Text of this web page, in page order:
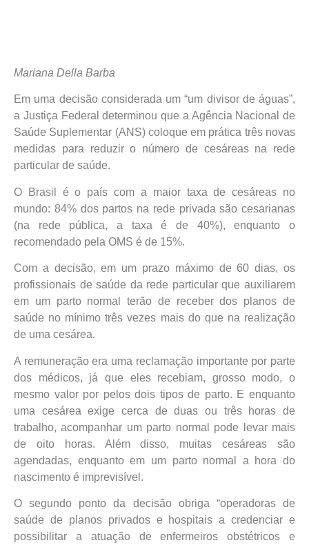
Mariana Della Barba
Em uma decisão considerada um “um divisor de águas”,
a Justiça Federal determinou que a Agência Nacional de
Saúde Suplementar (ANS) coloque em prática três novas
medidas para reduzir o número de cesáreas na rede
particular de saúde.
O Brasil é o país com a maior taxa de cesáreas no
mundo: 84% dos partos na rede privada são cesarianas
(na rede pública, a taxa é de 40%), enquanto o
recomendado pela OMS é de 15%.
Com a decisão, em um prazo máximo de 60 dias, os
profissionais de saúde da rede particular que auxiliarem
em um parto normal terão de receber dos planos de
saúde no mínimo três vezes mais do que na realização
de uma cesárea.
A remuneração era uma reclamação importante por parte
dos médicos, já que eles recebiam, grosso modo, o
mesmo valor por pelos dois tipos de parto. E enquanto
uma cesárea exige cerca de duas ou três horas de
trabalho, acompanhar um parto normal pode levar mais
de oito horas. Além disso, muitas cesáreas são
agendadas, enquanto em um parto normal a hora do
nascimento é imprevisível.
O segundo ponto da decisão obriga “operadoras de
saúde de planos privados e hospitais a credenciar e
possibilitar a atuação de enfermeiros obstétricos e